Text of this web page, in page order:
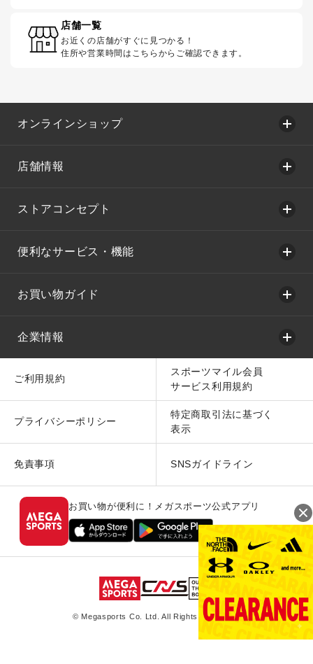
店舗一覧
お近くの店舗がすぐに見つかる！
住所や営業時間はこちらからご確認できます。
オンラインショップ
店舗情報
ストアコンセプト
便利なサービス・機能
お買い物ガイド
企業情報
ご利用規約
スポーツマイル会員
サービス利用規約
プライバシーポリシー
特定商取引法に基づく
表示
免責事項 SNSガイドライン
お買い物が便利に！メガスポーツ公式アプリ
© Megasports Co. Ltd. All Rights Reserved.